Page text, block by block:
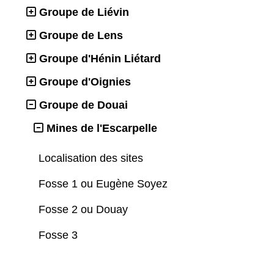
Groupe de Liévin
Groupe de Lens
Groupe d'Hénin Liétard
Groupe d'Oignies
Groupe de Douai
Mines de l'Escarpelle
Localisation des sites
Fosse 1 ou Eugène Soyez
Fosse 2 ou Douay
Fosse 3